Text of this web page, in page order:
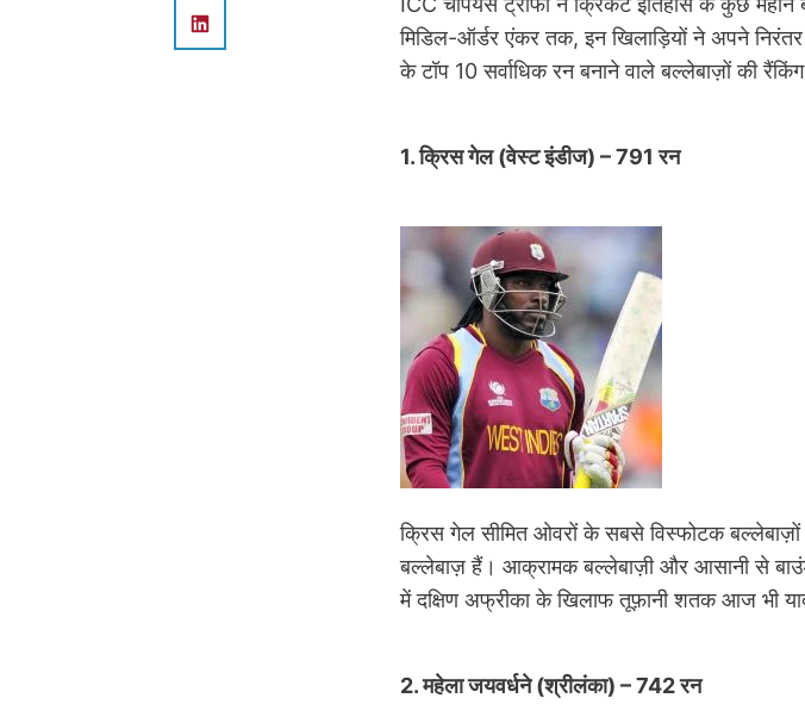
मिडिल-ऑर्डर एंकर तक, इन खिलाड़ियों ने अपने
के टॉप 10 सर्वाधिक रन बनाने वाले बल्लेबाज़ों की
1. क्रिस गेल (वेस्ट इंडीज) – 791 रन
Image
क्रिस गेल सीमित ओवरों के सबसे विस्फोटक
बल्लेबाज़ हैं। आक्रामक बल्लेबाज़ी और आसानी से
में दक्षिण अफ्रीका के खिलाफ तूफ़ानी शतक आज भी
2. महेला जयवर्धने (श्रीलंका) – 742 रन